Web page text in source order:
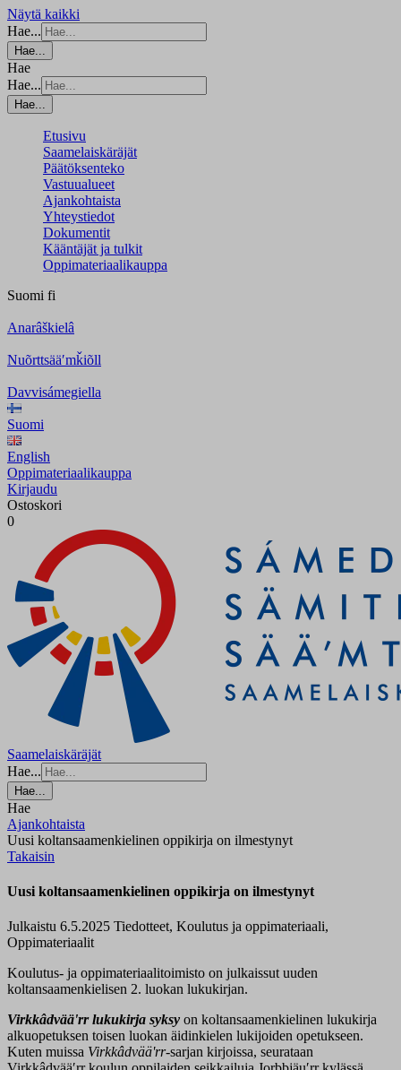
Näytä kaikki
Hae...
Hae...
Hae
Hae...
Hae...
Etusivu
Saamelaiskäräjät
Päätöksenteko
Vastuualueet
Ajankohtaista
Yhteystiedot
Dokumentit
Kääntäjät ja tulkit
Oppimateriaalikauppa
Suomi fi
Anarâškielâ
Nuõrttsääʹmǩiõll
Davvisámegiella
Suomi
English
Oppimateriaalikauppa
Kirjaudu
Ostoskori
0
Saamelaiskäräjät
Hae...
Hae...
Hae
Ajankohtaista
Uusi koltansaamenkielinen oppikirja on ilmestynyt
Takaisin
Uusi koltansaamenkielinen oppikirja on ilmestynyt
Julkaistu 6.5.2025 Tiedotteet, Koulutus ja oppimateriaali,
Oppimateriaalit
Koulutus- ja oppimateriaalitoimisto on julkaissut uuden
koltansaamenkielisen 2. luokan lukukirjan.
Virkkâdvääʹrrlukukirja syksy on koltansaamenkielinen lukukirja
alkuopetuksen toisen luokan äidinkielen lukijoiden opetukseen.
Kuten muissa Virkkâdvääʹrr-sarjan kirjoissa, seurataan